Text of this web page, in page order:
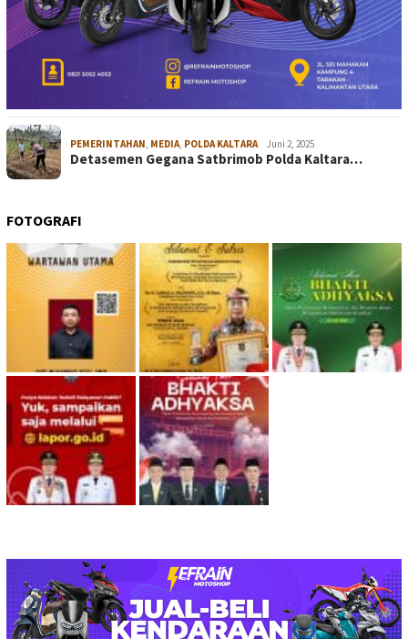
PEMERINTAHAN MEDIA POLDA KALTARA Juni 2, 2025
Detasemen Gegana Satbrimob Polda Kaltara…
FOTOGRAFI